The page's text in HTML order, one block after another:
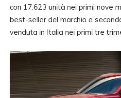
con 17.623 unità nei primi nove
best-seller del marchio e
venduta in Italia nei primi tre